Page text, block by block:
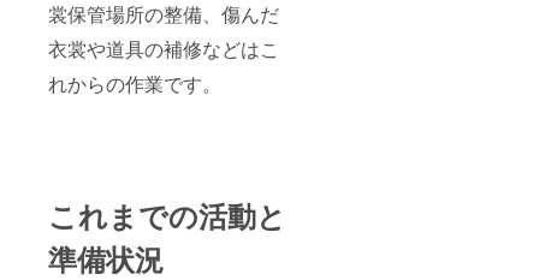
裳保管場所の整備、傷んだ
衣裳や道具の補修などはこ
れからの作業です。
これまでの活動と
準備状況